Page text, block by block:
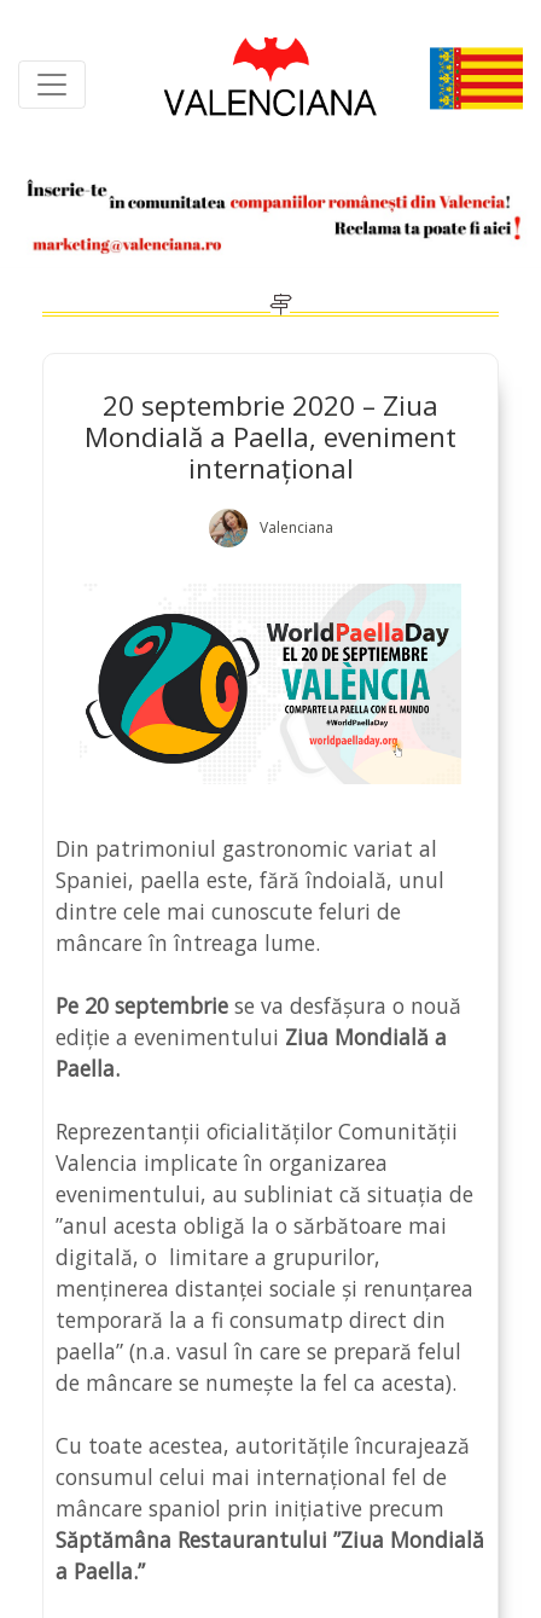
content
20 septembrie 2020 – Ziua
Mondială a Paella, eveniment
internațional
Valenciana
Din patrimoniul gastronomic variat al
Spaniei, paella este, fără îndoială, unul
dintre cele mai cunoscute feluri de
mâncare în întreaga lume.
Pe 20 septembrie se va desfășura o nouă
ediție a evenimentului Ziua Mondială a
Paella.
Reprezentanții oficialităților Comunității
Valencia implicate în organizarea
evenimentului, au subliniat că situația de
”anul acesta obligă la o sărbătoare mai
digitală, o limitare a grupurilor,
menținerea distanței sociale și renunțarea
temporară la a fi consumatp direct din
paella” (n.a. vasul în care se prepară felul
de mâncare se numește la fel ca acesta).
Cu toate acestea, autoritățile încurajează
consumul celui mai internațional fel de
mâncare spaniol prin inițiative precum
Săptămâna Restaurantului ”Ziua Mondială
a Paella.”